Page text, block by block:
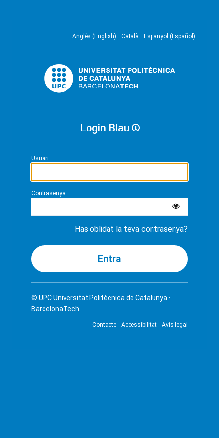
Anglès (English) Català Espanyol (Español)
Login Blau
Usuari
Contrasenya
Has oblidat la teva contrasenya?
© UPCUniversitat Politècnica de Catalunya ·
BarcelonaTech
Contacte Accessibilitat Avís legal